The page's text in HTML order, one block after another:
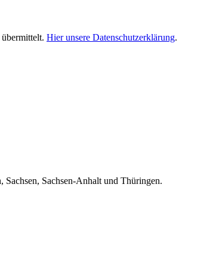
Hier unsere Datenschutzerklärung.
Sachsen-Anhalt und Thüringen.